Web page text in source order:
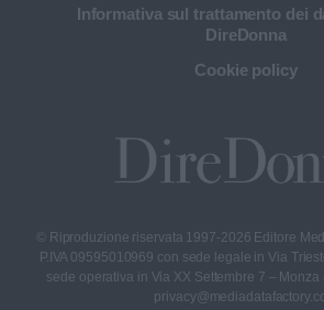
Informativa sul trattamento dei
DireDonna
Cookie policy
© Riproduzione riservata 1997-2026 Editore
P.IVA 09595010969 con sede legale in Via
sede operativa in Via XX Settembre 7 – Monza